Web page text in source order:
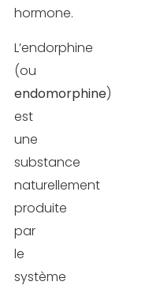
produire
de
l’endorphine
?
Conclusion
hormone.
L’endorphine
(ou
endomorphine)
est
une
substance
naturellement
produite
par
le
système